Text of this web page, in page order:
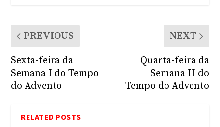
PREVIOUS
Sexta-feira da
Semana I do Tempo
do Advento
NEXT
Quarta-feira da
Semana II do
Tempo do Advento
RELATED POSTS